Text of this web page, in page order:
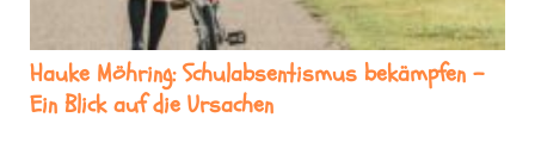
Hauke Möhring: Schulabsentismus bekämpfen –
Ein Blick auf die Ursachen